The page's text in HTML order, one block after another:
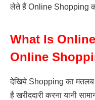
लेते हैं Online Shopping की
What Is
Online
देखिये Shopping का
है खरीददारी करना यानी